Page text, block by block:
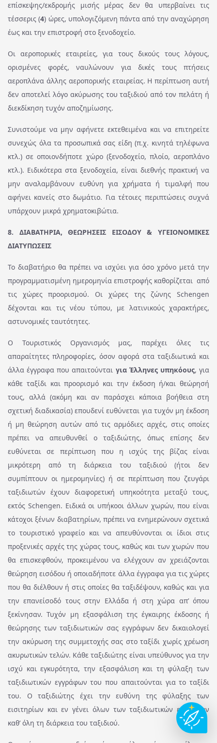
επίσκεψης/εκδρομής μισής μέρας δεν θα υπερβαίνει τις
τέσσερις (4) ώρες, υπολογιζόμενη πάντα από την αναχώρηση
έως και την επιστροφή στο ξενοδοχείο.
Οι αεροπορικές εταιρείες, για τους δικούς τους λόγους,
ορισμένες φορές, ναυλώνουν για δικές τους πτήσεις
αεροπλάνα άλλης αεροπορικής εταιρείας. Η περίπτωση αυτή
δεν αποτελεί λόγο ακύρωσης του ταξιδιού από τον πελάτη ή
διεκδίκηση τυχόν αποζημίωσης.
Συνιστούμε να μην αφήνετε εκτεθειμένα και να επιτηρείτε
συνεχώς όλα τα προσωπικά σας είδη (π.χ. κινητά τηλέφωνα
κτλ.) σε οποιονδήποτε χώρο (ξενοδοχείο, πλοίο, αεροπλάνο
κτλ.). Ειδικότερα στα ξενοδοχεία, είναι διεθνής πρακτική να
μην αναλαμβάνουν ευθύνη για χρήματα ή τιμαλφή που
αφήνει κανείς στο δωμάτιο. Για τέτοιες περιπτώσεις συχνά
υπάρχουν μικρά χρηματοκιβώτια.
8. ΔΙΑΒΑΤΗΡΙΑ, ΘΕΩΡΗΣΕΙΣ ΕΙΣΟΔΟΥ & ΥΓΕΙΟΝΟΜΙΚΕΣ
ΔΙΑΤΥΠΩΣΕΙΣ
Το διαβατήριο θα πρέπει να ισχύει για όσο χρόνο μετά την
προγραμματισμένη ημερομηνία επιστροφής καθορίζεται από
τις χώρες προορισμού. Οι χώρες της ζώνης Schengen
δέχονται και τις νέου τύπου, με λατινικούς χαρακτήρες,
αστυνομικές ταυτότητες.
Ο Τουριστικός Οργανισμός μας, παρέχει όλες τις
απαραίτητες πληροφορίες, όσον αφορά στα ταξιδιωτικά και
άλλα έγγραφα που απαιτούνται για Έλληνες υπηκόους, για
κάθε ταξίδι και προορισμό και την έκδοση ή/και θεώρησή
τους, αλλά (ακόμη και αν παράσχει κάποια βοήθεια στη
σχετική διαδικασία) επουδενί ευθύνεται για τυχόν μη έκδοση
ή μη θεώρηση αυτών από τις αρμόδιες αρχές, στις οποίες
πρέπει να απευθυνθεί ο ταξιδιώτης, όπως επίσης δεν
ευθύνεται σε περίπτωση που η ισχύς της βίζας είναι
μικρότερη από τη διάρκεια του ταξιδιού (ήτοι δεν
συμπίπτουν οι ημερομηνίες) ή σε περίπτωση που ζευγάρι
ταξιδιωτών έχουν διαφορετική υπηκοότητα μεταξύ τους,
εκτός Schengen. Ειδικά οι υπήκοοι άλλων χωρών, που είναι
κάτοχοι ξένων διαβατηρίων, πρέπει να ενημερώνουν σχετικά
το τουριστικό γραφείο και να απευθύνονται οι ίδιοι στις
προξενικές αρχές της χώρας τους, καθώς και των χωρών που
θα επισκεφθούν, προκειμένου να ελέγχουν αν χρειάζονται
θεώρηση εισόδου ή οποιαδήποτε άλλα έγγραφα για τις χώρες
που θα διέλθουν ή στις οποίες θα ταξιδέψουν, καθώς και για
την επανείσοδό τους στην Ελλάδα ή στη χώρα απ’ όπου
ξεκίνησαν. Τυχόν μη εξασφάλιση της έγκαιρης έκδοσης ή
θεώρησης των ταξιδιωτικών σας εγγράφων δεν δικαιολογεί
την ακύρωση της συμμετοχής σας στο ταξίδι χωρίς χρέωση
ακυρωτικών τελών. Κάθε ταξιδιώτης είναι υπεύθυνος για την
ισχύ και εγκυρότητα, την εξασφάλιση και τη φύλαξη των
ταξιδιωτικών εγγράφων του που απαιτούνται για το ταξίδι
του. Ο ταξιδιώτης έχει την ευθύνη της φύλαξης των
εισιτηρίων και εν γένει όλων των ταξιδιωτικών εγγράφων
καθ’ όλη τη διάρκεια του ταξιδιού.